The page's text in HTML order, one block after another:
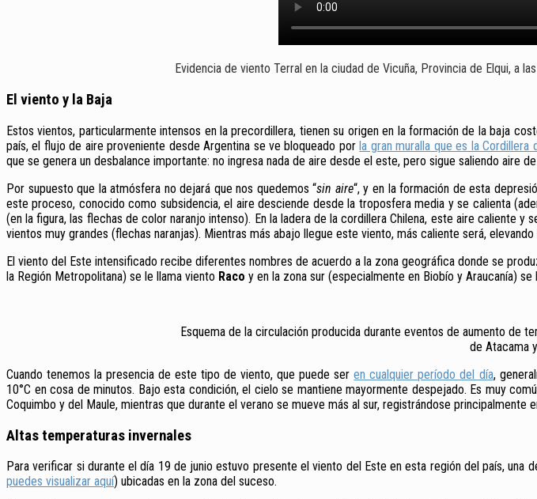
Evidencia de viento Terral en la ciudad de Vicuña, Provincia de Elqui, a
El viento y la Baja
Estos vientos, particularmente intensos en la precordillera, tienen su origen en la formación de la baja
país, el flujo de aire proveniente desde Argentina se ve bloqueado porla gran muralla que es la Cordillera
que se genera un desbalance importante: no ingresa nada de aire desde el este, pero sigue saliendo aire
Por supuesto que la atmósfera no dejará que nos quedemos “sin aire“, y en la formación de esta
este proceso, conocido como subsidencia, el aire desciende desde la troposfera media y se calienta
(en la figura, las flechas de color naranjo intenso). En la ladera de la cordillera Chilena, este aire caliente
vientos muy grandes (flechas naranjas). Mientras más abajo llegue este viento, más caliente será,
El viento del Este intensificado recibe diferentes nombres de acuerdo a la zona geográfica donde se
la Región Metropolitana) se le llama viento Raco y en la zona sur (especialmente en Biobío y Araucanía)
Esquema de la circulación producida durante eventos de aumento de
de Atacama
Cuando tenemos la presencia de este tipo de viento, que puede seren cualquier período del día,
10°C en cosa de minutos. Bajo esta condición, el cielo se mantiene mayormente despejado. Es muy
Coquimbo y del Maule, mientras que durante el verano se mueve más al sur, registrándose principalmente
Altas temperaturas invernales
Para verificar si durante el día 19 de junio estuvo presente el viento del Este en esta región del país,
puedes visualizar aquí) ubicadas en la zona del suceso.